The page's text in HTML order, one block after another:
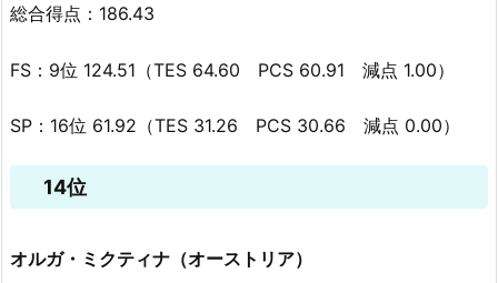
総合得点：186.43
FS：9位 124.51（TES 64.60 PCS 60.91 減点 1.00）
SP：16位 61.92（TES 31.26 PCS 30.66 減点 0.00）
14位
オルガ・ミクティナ（オーストリア）